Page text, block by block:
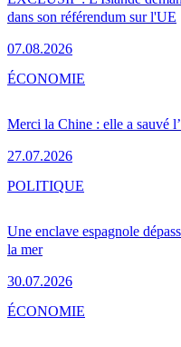
dans son référendum sur l'UE
07.08.2026
Merci la Chine : elle a sauvé
27.07.2026
ÉCONOMIE
Une enclave espagnole
la mer
30.07.2026
POLITIQUE
ÉCONOMIE